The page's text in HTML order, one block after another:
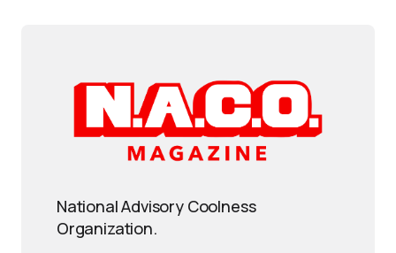
National Advisory Coolness
Organization.